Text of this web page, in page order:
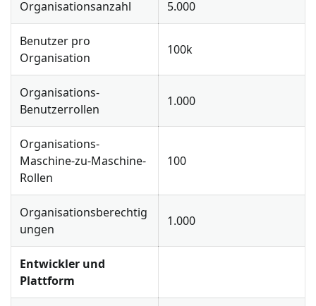
Organisationsanzahl 5.000
Benutzer pro
Organisation
100k
Organisations-
Benutzerrollen
1.000
Organisations-
Maschine-zu-Maschine-
Rollen
100
Organisationsberechtig
ungen
1.000
Entwickler und
Plattform